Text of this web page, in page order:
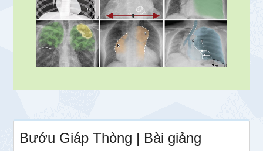
Bướu Giáp Thòng | Bài giảng